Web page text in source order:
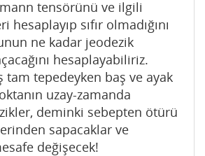
tensörünü ve ilgili
sıfır olmadığını
ne kadar jeodezik
hesaplayabiliriz.
tam tepedeyken baş ve ayak
uzay-zamanda
deminki sebepten ötürü
sapacaklar ve
değişecek!